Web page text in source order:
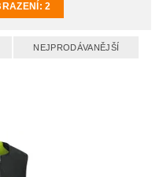
2
NEJPRODÁVANĚJŠÍ